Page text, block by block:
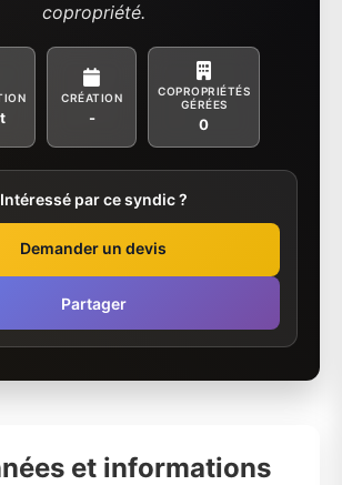
copropriété.
CRÉATION
-
COPROPRIÉTÉS
GÉRÉES
0
Intéressé par ce syndic ?
Demander un devis
Partager
et informations